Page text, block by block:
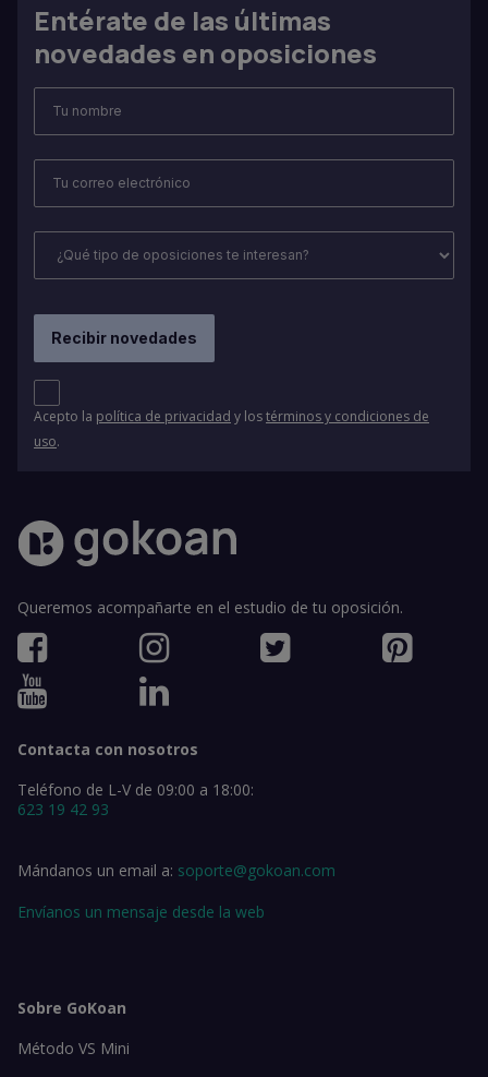
Entérate de las últimas
novedades en oposiciones
Acepto la política de privacidad y lostérminos y condiciones de
uso.
Queremos acompañarte en el estudio de tu oposición.
Contacta con nosotros
Teléfono de L-V de 09:00 a 18:00:
623 19 42 93
Mándanos un email a: soporte@gokoan.com
Envíanos un mensaje desde la web
Sobre GoKoan
Método VS Mini